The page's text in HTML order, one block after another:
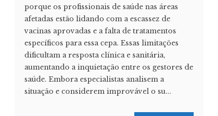
porque os profissionais de saúde nas áreas
afetadas estão lidando com a escassez de
vacinas aprovadas e a falta de tratamentos
específicos para essa cepa. Essas limitações
dificultam a resposta clínica e sanitária,
aumentando a inquietação entre os gestores de
saúde. Embora especialistas analisem a
situação e considerem improvável o su...